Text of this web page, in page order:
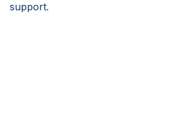
support.